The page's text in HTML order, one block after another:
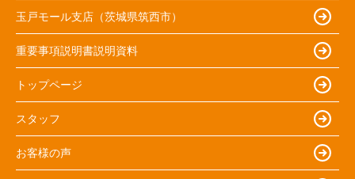
玉戸モール支店（茨城県筑西市）
重要事項説明書説明資料
トップページ
スタッフ
お客様の声